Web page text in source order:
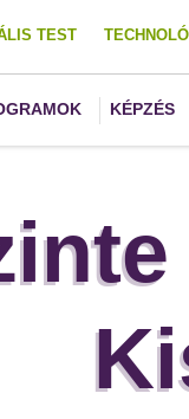
TEST
KÉPZÉS